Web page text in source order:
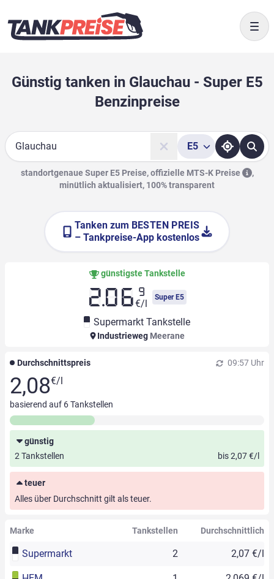
Günstig tanken in Glauchau - Super E5
Benzinpreise
Suche
E5
standortgenaue Super E5 Preise, offizielle MTS-K Preise
,
minütlich aktualisiert, 100% transparent
Tanken zum BESTEN PREIS
– Tankpreise-App kostenlos
günstigste Tankstelle
2.06 9
€/l
Super E5
Supermarkt Tankstelle
Industrieweg Meerane
Durchschnittspreis 09:57 Uhr
2,08€/l
basierend auf 6Tankstellen
günstig
2 Tankstellen
bis 2,07 €/l
teuer
Alles über Durchschnitt gilt als teuer.
Marke Tankstellen Durchschnittlich
Supermarkt 2 2,07 €/l